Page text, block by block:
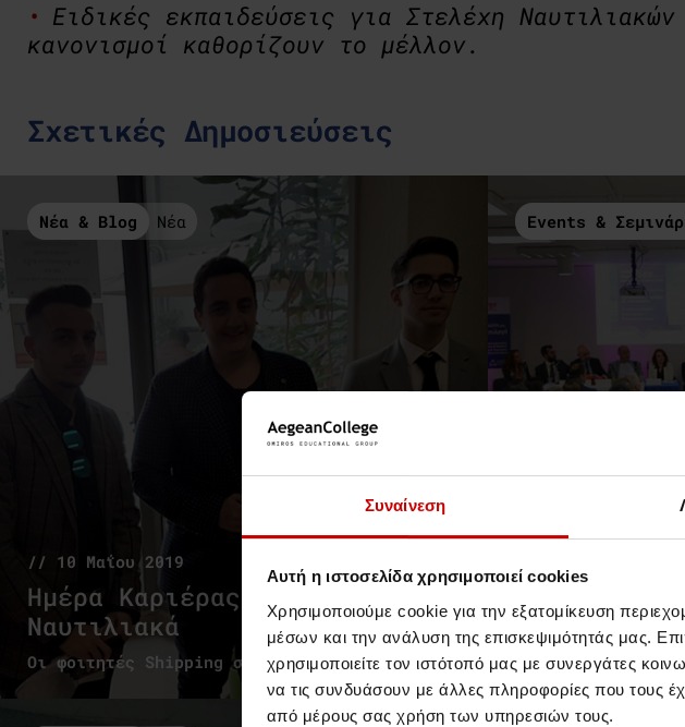
Συναίνεση
Αυτή η ιστοσελίδα χρησιμοποιεί cookies
Χρησιμοποιούμε cookie για την εξατομίκευση
μέσων και την ανάλυση της επισκεψιμότητάς μας.
χρησιμοποιείτε τον ιστότοπό μας με συνεργάτες
να τις συνδυάσουν με άλλες πληροφορίες που τους
από μέρους σας χρήση των υπηρεσιών τους.
Ειδικές εκπαιδεύσεις για Στελέχη
κανονισμοί καθορίζουν το μέλλον.
Σχετικές Δημοσιεύσεις
Νέα & Blog Νέα
// 10 Μαΐου 2019
Ημέρα Καριέρας για τα
Ναυτιλιακά
Οι φοιτητές Shipping στην Αγορά Εργασίας
Events &
το 2ο
Η καρδιά της